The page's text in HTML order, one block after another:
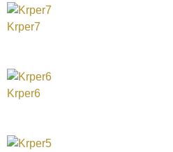
Krper7
Krper6